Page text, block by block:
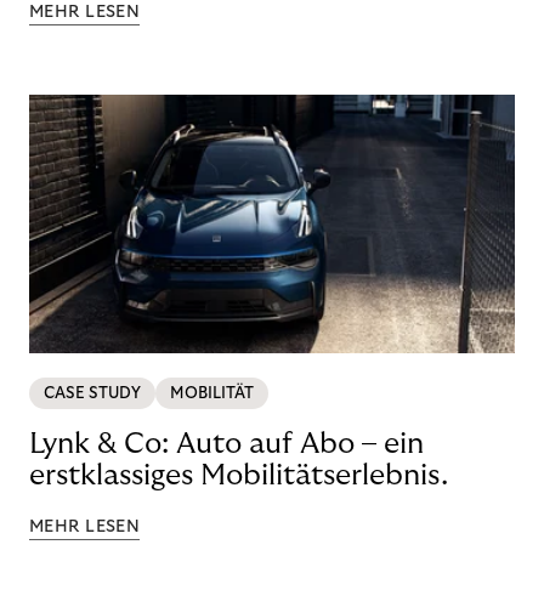
MEHR LESEN
CASE STUDY MOBILITÄT
Lynk & Co: Auto auf Abo – ein
erstklassiges Mobilitätserlebnis.
MEHR LESEN